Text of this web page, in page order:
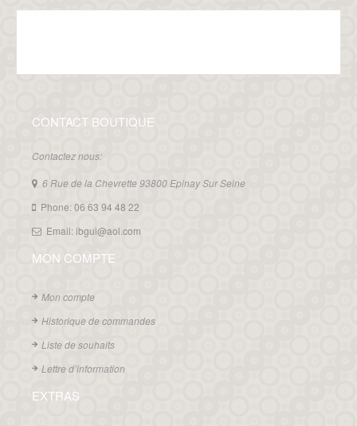
CONTACT BOUTIQUE
Contactez nous:
6 Rue de la Chevrette 93800 Epinay Sur Seine
Phone: 06 63 94 48 22
Email: ibgui@aol.com
MON COMPTE
Mon compte
Historique de commandes
Liste de souhaits
Lettre d’information
EXTRAS